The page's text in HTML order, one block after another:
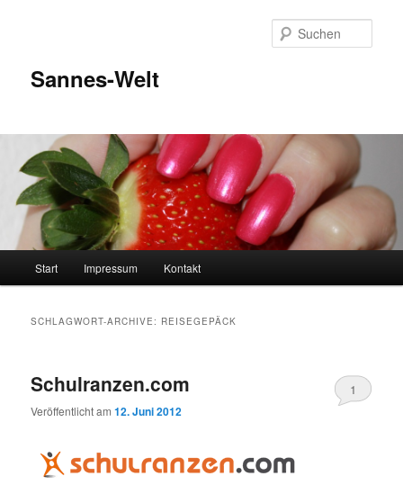
Sannes-Welt
Start Impressum Kontakt
SCHLAGWORT-ARCHIVE: REISEGEPÄCK
Schulranzen.com
Veröffentlicht am12. Juni 2012
1